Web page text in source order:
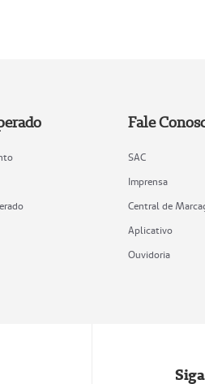
Fale
SAC
Imprensa
Central de
Aplicativo
Ouvidoria